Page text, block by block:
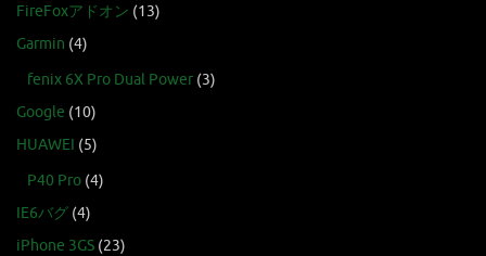
FireFoxアドオン (13)
Garmin (4)
fenix 6X Pro Dual Power (3)
Google (10)
HUAWEI (5)
P40 Pro (4)
IE6バグ (4)
iPhone 3GS (23)